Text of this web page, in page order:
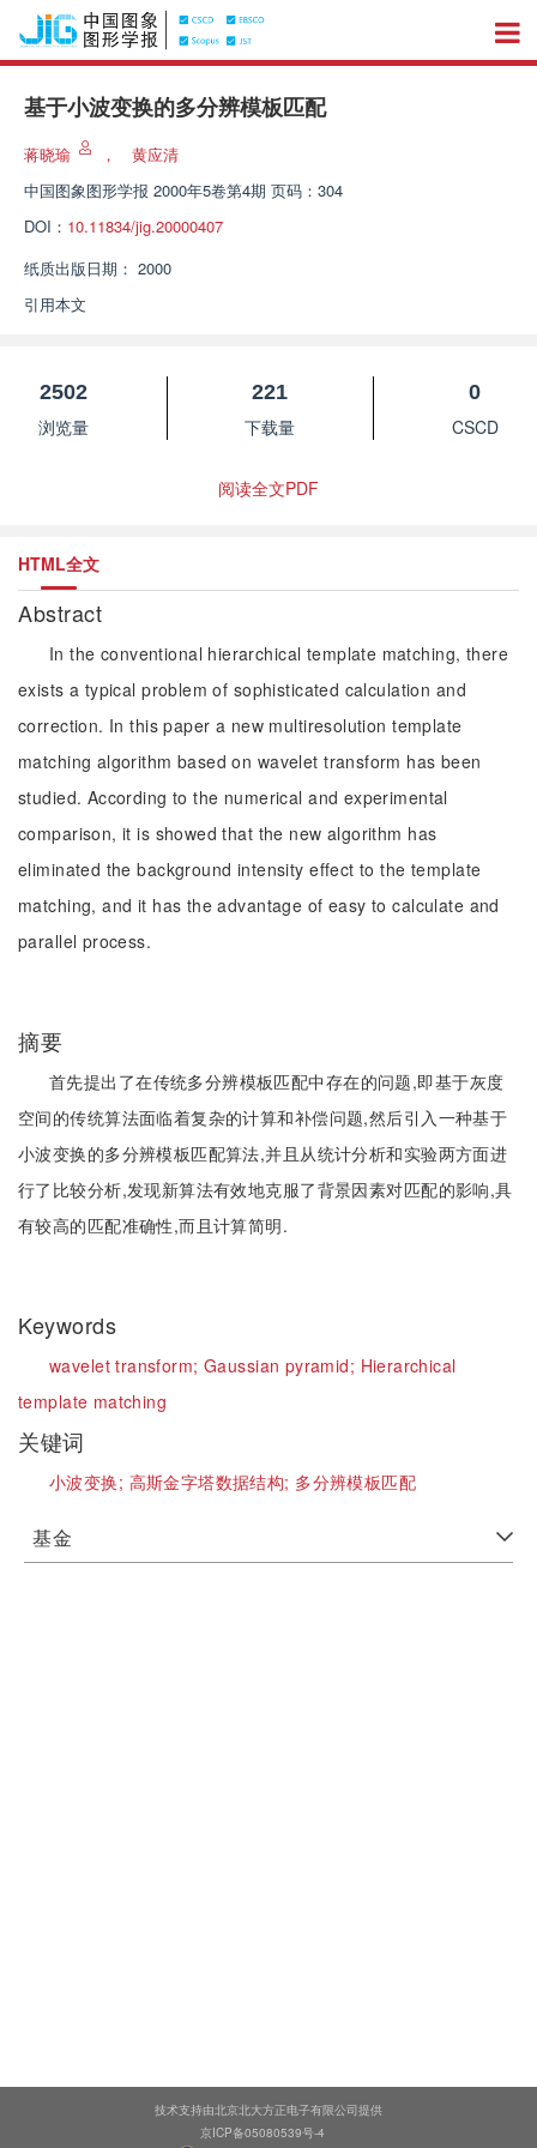
基于小波变换的多分辨模板匹配
蒋晓瑜 ，
黄应清
中国图象图形学报 2000年5卷第4期 页码：304
DOI： 10.11834/jig.20000407
纸质出版日期： 2000
引用本文
2502
浏览量
221
下载量
0
CSCD
阅读全文PDF
HTML全文
Abstract
In the conventional hierarchical template matching, there
exists a typical problem of sophisticated calculation and
correction. In this paper a new multiresolution template
matching algorithm based on wavelet transform has been
studied. According to the numerical and experimental
comparison, it is showed that the new algorithm has
eliminated the background intensity effect to the template
matching, and it has the advantage of easy to calculate and
parallel process.
摘要
首先提出了在传统多分辨模板匹配中存在的问题,即基于灰度
空间的传统算法面临着复杂的计算和补偿问题,然后引入一种基于
小波变换的多分辨模板匹配算法,并且从统计分析和实验两方面进
行了比较分析,发现新算法有效地克服了背景因素对匹配的影响,具
有较高的匹配准确性,而且计算简明.
Keywords
wavelet transform; Gaussian pyramid; Hierarchical
template matching
关键词
小波变换; 高斯金字塔数据结构; 多分辨模板匹配
基金
技术支持由北京北大方正电子有限公司提供
京ICP备05080539号-4